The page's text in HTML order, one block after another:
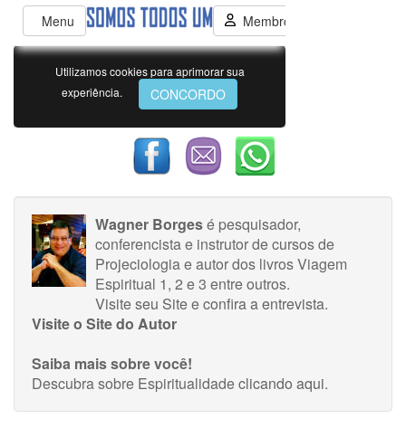
Wagner Borgesé pesquisador,
conferencista e instrutor de cursos de
Projeciologia e autor dos livros Viagem
Espiritual 1, 2 e 3 entre outros.
Visite seu Siteeconfira a entrevista.
Visite o Site do Autor
Saiba mais sobre você!
Descubra sobre Espiritualidadeclicando aqui.